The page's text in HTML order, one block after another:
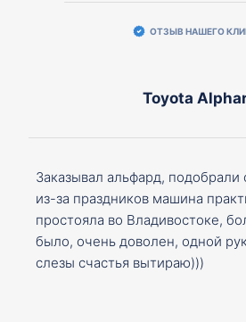
ОТЗЫВ НАШЕГО
Toyota
Заказывал альфард,
из-за праздников машина
простояла во Владивостоке,
было, очень доволен, одной
слезы счастья вытираю)))